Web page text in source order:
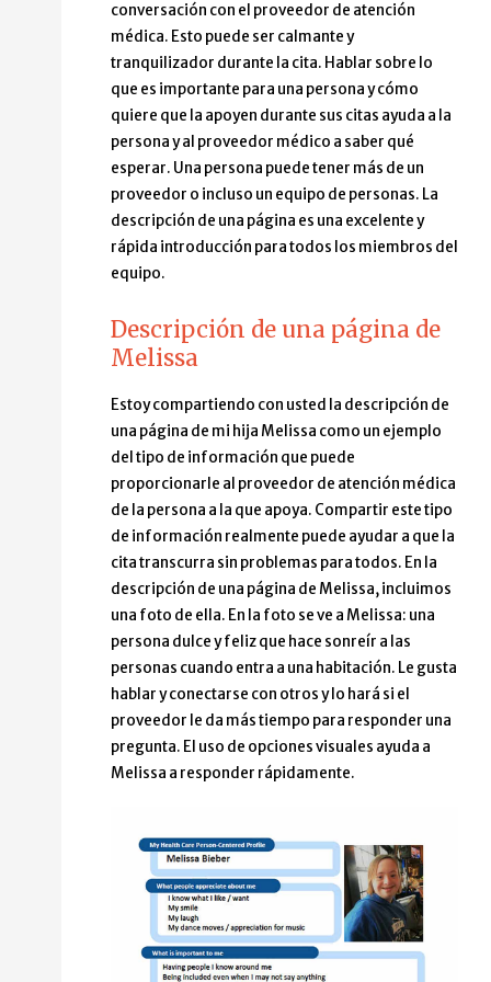
conversación con el proveedor de atención
médica. Esto puede ser calmante y
tranquilizador durante la cita. Hablar sobre lo
que es importante para una persona y cómo
quiere que la apoyen durante sus citas ayuda a la
persona y al proveedor médico a saber qué
esperar. Una persona puede tener más de un
proveedor o incluso un equipo de personas. La
descripción de una página es una excelente y
rápida introducción para todos los miembros del
equipo.
Descripción de una página de
Melissa
Estoy compartiendo con usted la descripción de
una página de mi hija Melissa como un ejemplo
del tipo de información que puede
proporcionarle al proveedor de atención médica
de la persona a la que apoya. Compartir este tipo
de información realmente puede ayudar a que la
cita transcurra sin problemas para todos. En la
descripción de una página de Melissa, incluimos
una foto de ella. En la foto se ve a Melissa: una
persona dulce y feliz que hace sonreír a las
personas cuando entra a una habitación. Le gusta
hablar y conectarse con otros y lo hará si el
proveedor le da más tiempo para responder una
pregunta. El uso de opciones visuales ayuda a
Melissa a responder rápidamente.